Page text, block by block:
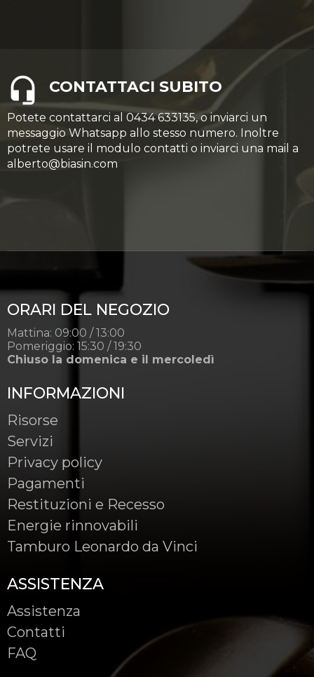
CONTATTACI SUBITO
Potete contattarci al 0434 633135, o inviarci un
messaggio Whatsapp allo stesso numero. Inoltre
potrete usare il modulo contatti o inviarci una mail a
alberto@biasin.com
ORARI DEL NEGOZIO
Mattina: 09:00 / 13:00
Pomeriggio: 15:30 / 19:30
Chiuso la domenica e il mercoledì
INFORMAZIONI
Risorse
Servizi
Privacy policy
Pagamenti
Restituzioni e Recesso
Energie rinnovabili
Tamburo Leonardo da Vinci
ASSISTENZA
Assistenza
Contatti
FAQ